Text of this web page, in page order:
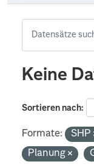
Keine
Sortieren nach
Formate: SHP
Planung